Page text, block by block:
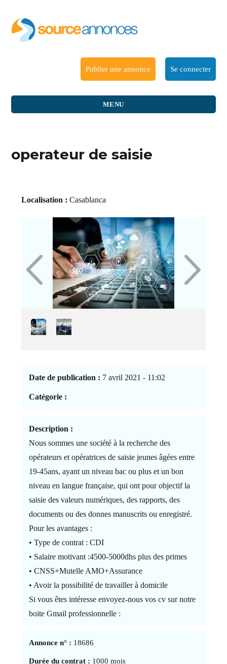
Publier une annonce Se connecter
MENU
operateur de saisie
Localisation : Casablanca
Date de publication : 7 avril 2021 - 11:02
Catégorie :
Description :
Nous sommes une société à la recherche des
opérateurs et opératrices de saisie jeunes âgées entre
19-45ans, ayant un niveau bac ou plus et un bon
niveau en langue française, qui ont pour objectif la
saisie des valeurs numériques, des rapports, des
documents ou des donnes manuscrits ou enregistré.
Pour les avantages :
• Type de contrat : CDI
• Salaire motivant :4500-5000dhs plus des primes
• CNSS+Mutelle AMO+Assurance
• Avoir la possibilité de travailler à domicile
Si vous êtes intéresse envoyez-nous vos cv sur notre
boite Gmail professionnelle :
Annonce n° : 18686
Durée du contrat : 1000 mois